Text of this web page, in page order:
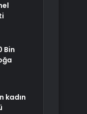
Bin
kadın